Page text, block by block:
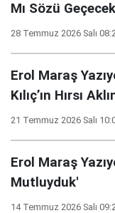
Mı Sözü
28 Temmuz 2026 Salı
Erol Maraş
Kılıç’ın Hırsı
21 Temmuz 2026 Salı
Erol Maraş
Mutluyduk'
14 Temmuz 2026 Salı